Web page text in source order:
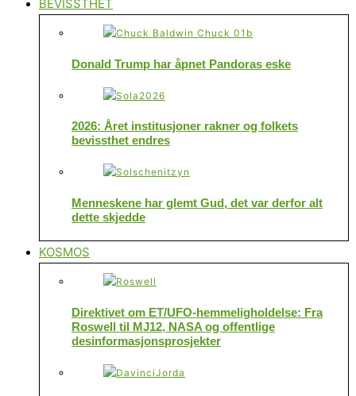
BEVISSTHET
Donald Trump har åpnet Pandoras eske
2026: Året institusjoner rakner og folkets
bevissthet endres
Menneskene har glemt Gud, det var derfor alt
dette skjedde
KOSMOS
Direktivet om ET/UFO-hemmeligholdelse: Fra
Roswell til MJ12, NASA og offentlige
desinformasjonsprosjekter